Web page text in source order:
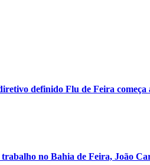
definido Flu de Feira começa
no Bahia de Feira, João